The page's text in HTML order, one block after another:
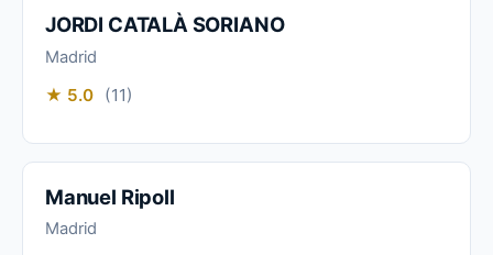
JORDI CATALÀ SORIANO
Madrid
★ 5.0 (11)
Manuel Ripoll
Madrid